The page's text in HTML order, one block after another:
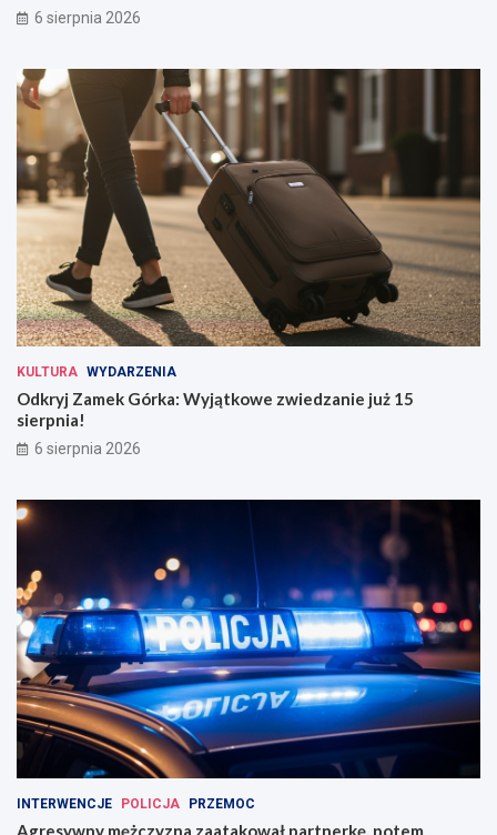
6 sierpnia 2026
KULTURA WYDARZENIA
Odkryj Zamek Górka: Wyjątkowe zwiedzanie już 15
sierpnia!
6 sierpnia 2026
INTERWENCJE POLICJA PRZEMOC
Agresywny mężczyzna zaatakował partnerkę, potem